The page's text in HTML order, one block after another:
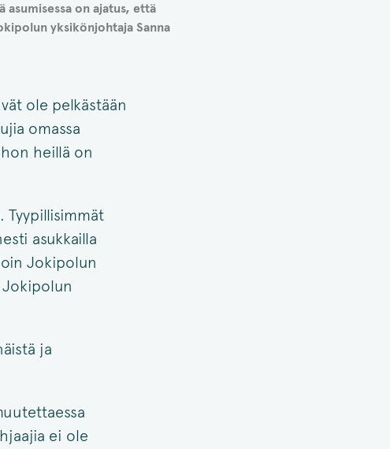
on ajatus, että
yksikönjohtaja Sanna
ole pelkästään
omassa
heillä on
Tyypillisimmät
asukkailla
Jokipolun
ja
ei ole